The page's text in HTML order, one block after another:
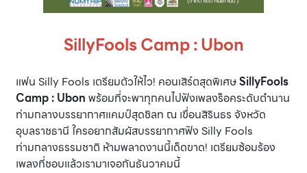
SillyFools Camp : Ubon
แฟน Silly Fools เตรียมตัวให้ไว! คอนเสิร์ตสุดพิเศษSillyFools
Camp : Ubon พร้อมที่จะพาทุกคนไปฟังเพลงร็อคระดับตำนาน
ท่ามกลางบรรยากาศแคมป์สุดชิลท ณ เขื่อนสิรินธร จังหวัด
อุบลราชธานี ใครอยากสัมผัสบรรยากาศฟัง Silly Fools
ท่ามกลางธรรมชาติ ห้ามพลาดงานนี้เด็ดขาด! เตรียมซ้อมร้อง
เพลงที่ชอบแล้วเรามาเจอกันธันวาคมนี้